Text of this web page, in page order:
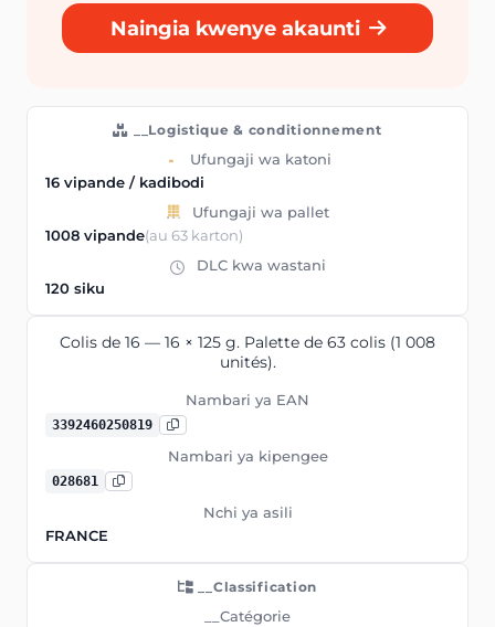
Naingia kwenye akaunti
__Logistique & conditionnement
Ufungaji wa katoni
16 vipande / kadibodi
Ufungaji wa pallet
1008 vipande(au 63 karton)
DLC kwa wastani
120 siku
Colis de 16 — 16 × 125 g. Palette de 63 colis (1 008
unités).
Nambari ya EAN
3392460250819
Nambari ya kipengee
028681
Nchi ya asili
FRANCE
__Classification
__Catégorie